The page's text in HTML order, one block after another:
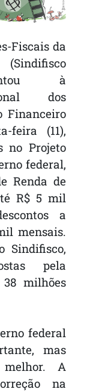
Fiscais da
à
dos
Financeiro
feira (11),
no Projeto
federal,
Renda de
R$ 5 mil
a
mensais.
Sindifisco,
pela
milhões
federal
mas
A
na